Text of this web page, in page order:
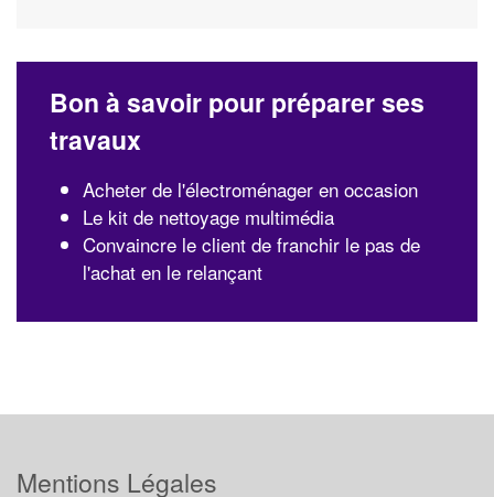
Bon à savoir pour préparer ses
travaux
Acheter de l'électroménager en occasion
Le kit de nettoyage multimédia
Convaincre le client de franchir le pas de
l'achat en le relançant
Mentions Légales